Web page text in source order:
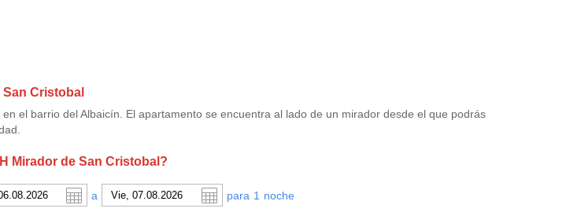
Cristobal
el barrio del Albaicín. El apartamento se encuentra al lado de un mirador desde el que podrás
Mirador de San Cristobal?
a para 1 noche